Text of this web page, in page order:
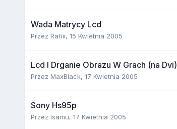
Wada Matrycy Lcd
Przez Rafiii, 15 Kwietnia 2005
Lcd I Drganie Obrazu W Grach (na Dvi)
Przez MaxBlack, 17 Kwietnia 2005
Sony Hs95p
Przez Isamu, 17 Kwietnia 2005